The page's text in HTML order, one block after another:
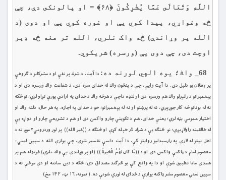
اللَّهِ وَتَعَالَى عَمَّا يُشْرِكُونَ ﴿۶۸﴾ = او پالونكى دې، چې
څه وغواړي، پيدا كوي يې او غوره كوي يې او دوى (د
الله پر وړاندې) څه واک نلري، الله تر هغه څه ډېر
اوچت دی، چې دوى يې (ورسره) شريكوي.
دا آيت، د شرك پر نفې او د مشركانو د ګروهې
پر بطلان يو دليل دى. دا آيت وايي، چې د پنځون واك له خداى سره دى، د شفاعت واك ورسره دى او د
پېغمبرانو د رالېږلو واك هم ورسره دى او لنډه داچې د هرڅه واك د خداى په ارادې پورې تړاو لري؛ نو ځكه
نه له بوتانو څه كار جوړېږي، نه له پرښتو او نه له پېغمبرانو؛ خو د خداى په اجازه. په هر حال، دلته واك او
اختيار عمومي بڼه لري؛ يعنې خداى، هم د تكويني چارو واكمن دى او هم د تشريعي چارو او دواړه يې
له خالقيته راولاړېږي؛ نو څنګه یې د شرك لار خپله كړې او څنګه د ((غير الله)) پر لور وردرومي؟ موږ ته د
اهل بيتو له لارې په رارسېدليو روايتو كې، دا آيت داسې تفسير شوى، چې يوازې الله د سپین لمني-
معصوم امام د ټاكنې واكمن دى او د ((مَا كَانَ لَهُمُ الْخِيَرَةُ )) (او پر وړاندې يې واك نلري) غونډله هم پر
همدې مانا تطبيق شوې او دا په واقع كې يو څرګند مصداق دى؛ ځكه د دين ساتنه او دې موخې ته د
سپین لمني معصوم مشر ټاكنه يوازې د خداى له لوري شونې ده. ( نمونه، ۱۶ ټ، ۱۴۲ مخ)